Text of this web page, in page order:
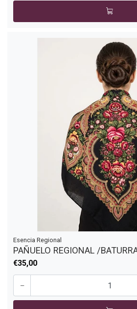
Esencia Regional
PAÑUELO REGIONAL /
€35,00
-